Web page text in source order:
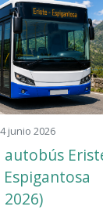
junio 2026
autobús